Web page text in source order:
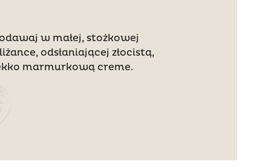
w małej, stożkowej
odsłaniającej złocistą,
marmurkową creme.